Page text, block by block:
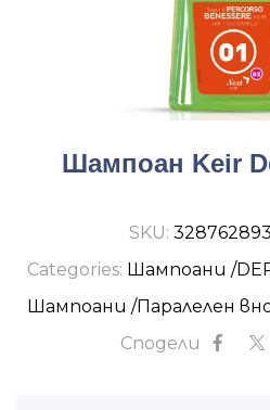
Шампоан Keir
SKU:
Categories: Шампоани /
Шампоани /Паралелен
Сподели